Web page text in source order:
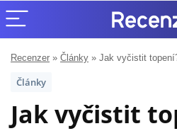
Recenzer » Články » Jak vyčistit
Články
Jak vyčistit